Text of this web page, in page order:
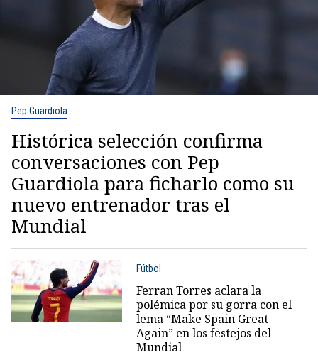
Pep Guardiola
Histórica selección confirma
conversaciones con Pep
Guardiola para ficharlo como su
nuevo entrenador tras el
Mundial
Fútbol
Ferran Torres aclara la
polémica por su gorra con el
lema “Make Spain Great
Again” en los festejos del
Mundial